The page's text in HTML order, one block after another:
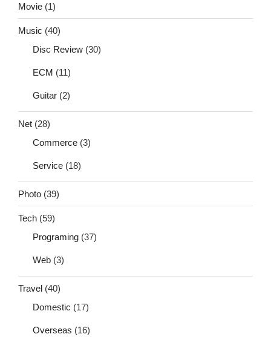
Movie (1)
Music (40)
Disc Review (30)
ECM (11)
Guitar (2)
Net (28)
Commerce (3)
Service (18)
Photo (39)
Tech (59)
Programing (37)
Web (3)
Travel (40)
Domestic (17)
Overseas (16)